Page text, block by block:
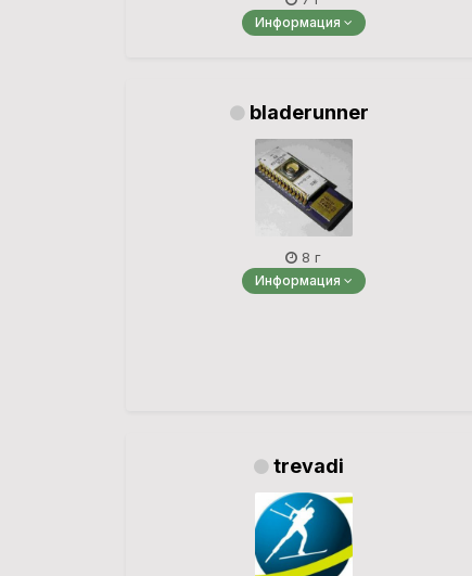
Информация
bladerunner
8 г
Информация
trevadi